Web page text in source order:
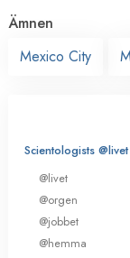
Ämnen
Mexico City
Scientologists @livet
@livet
@orgen
@jobbet
@hemma